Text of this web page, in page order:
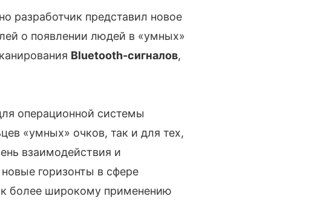
разработчик представил новое
о появлении людей в «умных»
Bluetooth-сигналов,
операционной системы
«умных» очков, так и для тех,
взаимодействия и
горизонты в сфере
более широкому применению